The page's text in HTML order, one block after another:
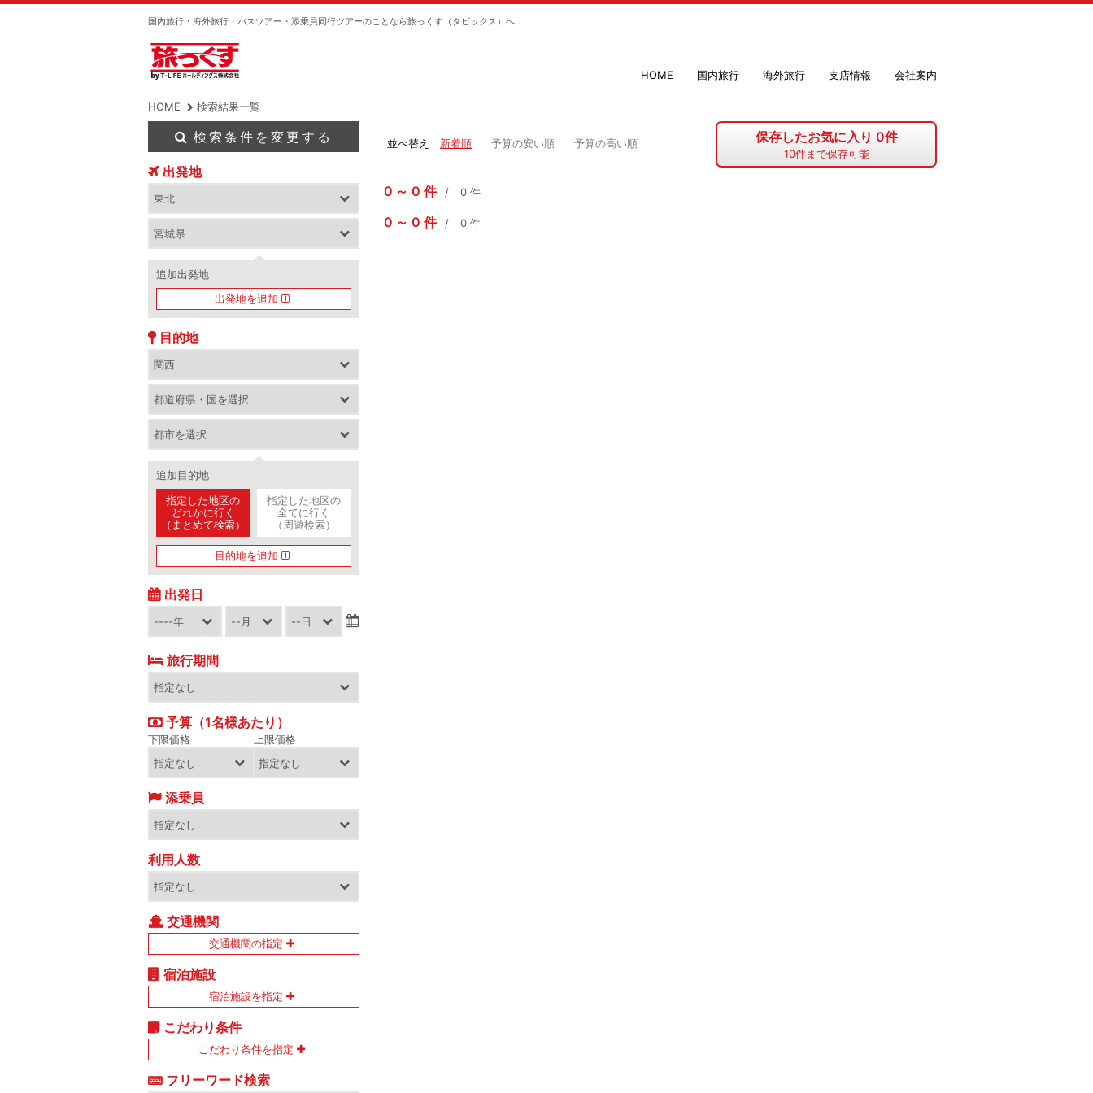
国内旅行・海外旅行・バスツアー・添乗員同行ツアーのことなら旅っくす（タビックス）へ
HOME 国内旅行 海外旅行 支店情報 会社案内
HOME 検索結果一覧
保存したお気に入り 0件
10件まで保存可能
並べ替え 新着順 予算の安い順 予算の高い順
0 0 件 0 件
0 0 件 0 件
検索条件を変更する
出発地
追加出発地
出発地を追加
目的地
追加目的地
指定した地区の
どれかに行く
（まとめて検索）
指定した地区の
全てに行く
（周遊検索）
目的地を追加
出発日
旅行期間
予算（1名様あたり）
下限価格 上限価格
添乗員
利用人数
交通機関
交通機関の指定
宿泊施設
宿泊施設を指定
こだわり条件
こだわり条件を指定
フリーワード検索